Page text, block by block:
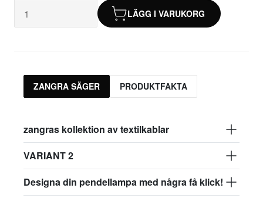
LÄGG I VARUKORG
ZANGRA SÄGER PRODUKTFAKTA
zangras kollektion av textilkablar
VARIANT 2
Designa din pendellampa med några få klick!